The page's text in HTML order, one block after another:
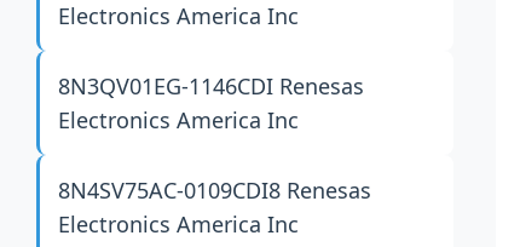
Electronics America Inc
8N3QV01EG-1146CDI Renesas
Electronics America Inc
8N4SV75AC-0109CDI8 Renesas
Electronics America Inc